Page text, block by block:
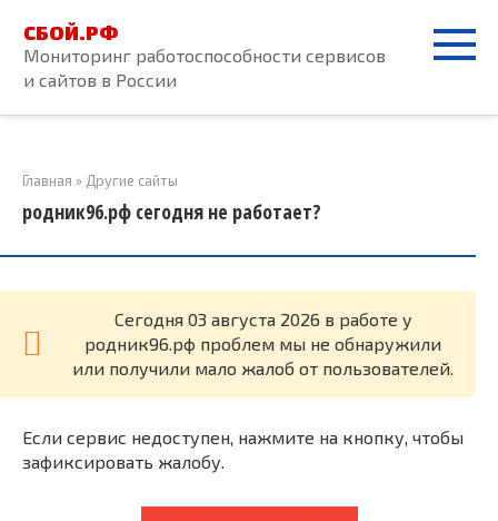
контенту
СБОЙ.РФ
Мониторинг работоспособности сервисов
и сайтов в России
Главная » Другие сайты
родник96.рф сегодня не работает?
Cегодня 03 августа 2026 в работе у
родник96.рф проблем мы не обнаружили
или получили мало жалоб от пользователей.
Если сервис недоступен, нажмите на кнопку, чтобы
зафиксировать жалобу.